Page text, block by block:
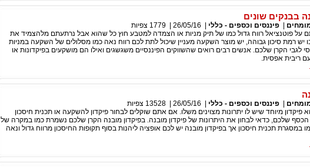
בבנקים שונים
פיננסים וכספים - כללי 26/05/16
1779 צפיות
על פוטנציאל רווח גדול כמו של תיק מניות או הצמדה למטבע חוץ כל שהוא אבל נרתעתם מלהצמיד את
יש רמת סיכון גבוהה, יש מוצר השקעה מעניין שיכול לתת לכם רווח נאה כמו מסלולים של השקעה במניות
לגבי הקרן שלכם. אנשים רבים רואים שהשווקים הפיננסיים משגשגים ואילו הם מושקעים בפיקדונות או
ריבית אפסית.
פיננסים וכספים - כללי 26/05/16
13528 צפיות
פיקדון מיוחד שיש לו יתרונות מצוינים משלו. אם אתם שוקלים לבחור פיקדון להשקעה או תכנית חיסכון
שלכם, כדאי לבחון את היתרונות של פיקדון מובנה. בפיקדון מובנה הקרן שלכם נשמרת כמו במקרה של
במסגרת תכנית חיסכון אך בפיקדון מובנה יש לכם אופציה ליהנות בסוף תקופות החיסכון מרווח גדול ונאה